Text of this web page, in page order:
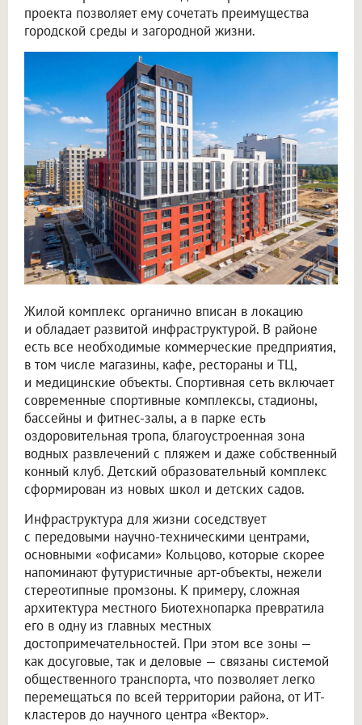
проекта позволяет ему сочетать преимущества
городской среды и загородной жизни.
Жилой комплекс органично вписан в локацию
и обладает развитой инфраструктурой. В районе
есть все необходимые коммерческие предприятия,
в том числе магазины, кафе, рестораны и ТЦ,
и медицинские объекты. Спортивная сеть включает
современные спортивные комплексы, стадионы,
бассейны и фитнес-залы, а в парке есть
оздоровительная тропа, благоустроенная зона
водных развлечений с пляжем и даже собственный
конный клуб. Детский образовательный комплекс
сформирован из новых школ и детских садов.
Инфраструктура для жизни соседствует
с передовыми научно-техническими центрами,
основными «офисами» Кольцово, которые скорее
напоминают футуристичные арт-объекты, нежели
стереотипные промзоны. К примеру, сложная
архитектура местного Биотехнопарка превратила
его в одну из главных местных
достопримечательностей. При этом все зоны —
как досуговые, так и деловые — связаны системой
общественного транспорта, что позволяет легко
перемещаться по всей территории района, от ИТ-
кластеров до научного центра «Вектор».